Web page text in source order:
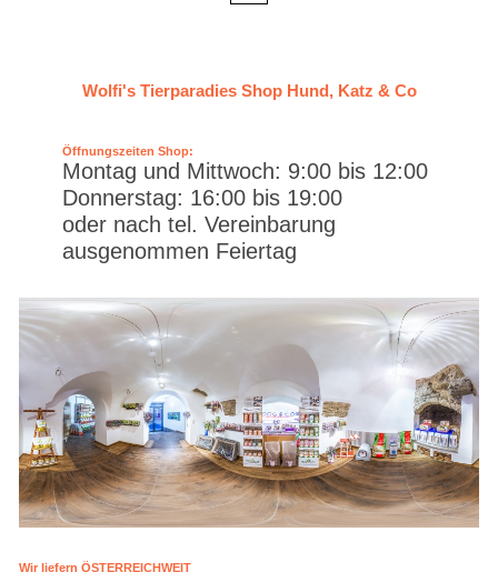
Wolfi's Tierparadies Shop Hund, Katz & Co
Öffnungszeiten Shop:
Montag und Mittwoch: 9:00 bis 12:00
Donnerstag: 16:00 bis 19:00
oder nach tel. Vereinbarung
ausgenommen Feiertag
Wir liefern ÖSTERREICHWEIT